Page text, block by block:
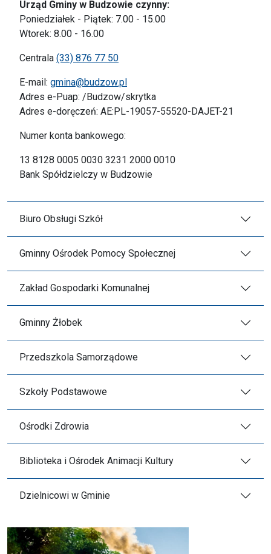
Urząd Gminy w Budzowie czynny:
Poniedziałek - Piątek: 7.00 - 15.00
Wtorek: 8.00 - 16.00
Centrala (33) 876 77 50
E-mail: gmina@budzow.pl
Adres e-Puap: /Budzow/skrytka
Adres e-doręczeń: AE:PL-19057-55520-DAJET-21
Numer konta bankowego:
13 8128 0005 0030 3231 2000 0010
Bank Spółdzielczy w Budzowie
Biuro Obsługi Szkół
Gminny Ośrodek Pomocy Społecznej
Zakład Gospodarki Komunalnej
Gminny Żłobek
Przedszkola Samorządowe
Szkoły Podstawowe
Ośrodki Zdrowia
Biblioteka i Ośrodek Animacji Kultury
Dzielnicowi w Gminie